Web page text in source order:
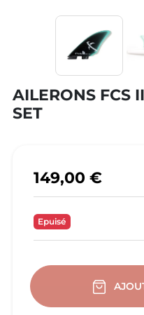
AILERONS FCS
SET
149,00 €
Epuisé